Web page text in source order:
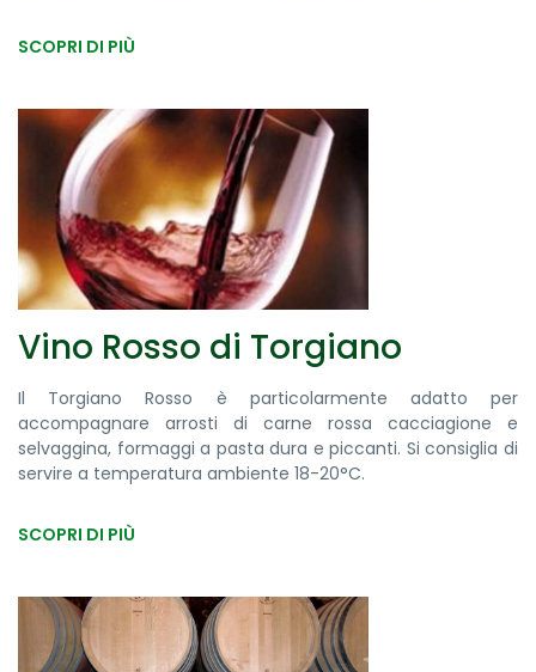
SCOPRI DI PIÙ
Vino Rosso di Torgiano
Il Torgiano Rosso è particolarmente adatto per
accompagnare arrosti di carne rossa cacciagione e
selvaggina, formaggi a pasta dura e piccanti. Si consiglia di
servire a temperatura ambiente 18-20°C.
SCOPRI DI PIÙ